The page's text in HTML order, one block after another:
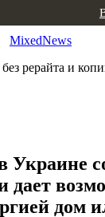
MixedNews
рерайта и
Украине
дает
дом